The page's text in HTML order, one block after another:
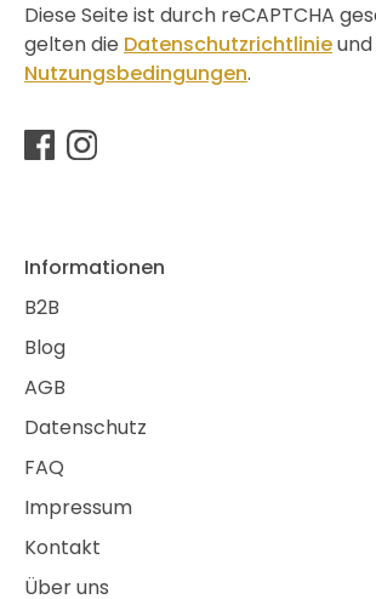
Diese Seite ist durch reCAPTCHA
gelten die Datenschutzrichtlinieund
Nutzungsbedingungen.
Informationen
B2B
Blog
AGB
Datenschutz
FAQ
Impressum
Kontakt
Über uns